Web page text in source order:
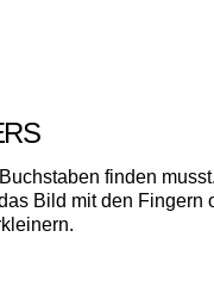
finden
Bild mit den Fingern